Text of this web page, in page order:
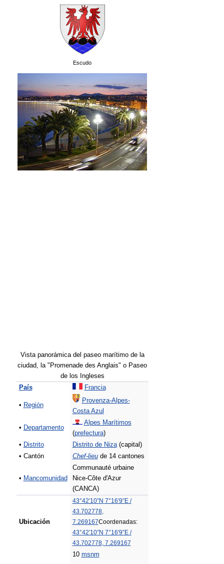
Escudo
Vista panorámica del paseo marítimo de la
ciudad, la "Promenade des Anglais" o Paseo
de los Ingleses
País
Francia
• Región
Provenza-Alpes-
Costa Azul
• Departamento
Alpes Marítimos
(prefectura)
• Distrito Distrito de Niza(capital)
• Cantón
Chef-lieude 14 cantones
• Mancomunidad
Communauté urbaine
Nice-Côte d'Azur
(CANCA)
Ubicación
43°42′10″N 7°16′9″E/
43.702778,
7.269167Coordenadas:
43°42′10″N 7°16′9″E/
43.702778, 7.269167
10 msnm